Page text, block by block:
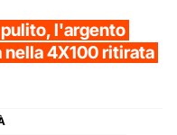
l'argento
4X100 ritirata